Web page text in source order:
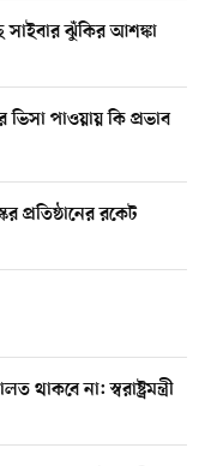
সাইবার ঝুঁকির আশঙ্কা
ভিসা পাওয়ায় কি প্রভাব
রকেট
না: স্বরাষ্ট্রমন্ত্রী